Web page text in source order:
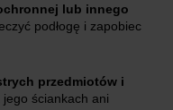
lub innego
podłogę i zapobiec
przedmiotów i
jego ściankach ani